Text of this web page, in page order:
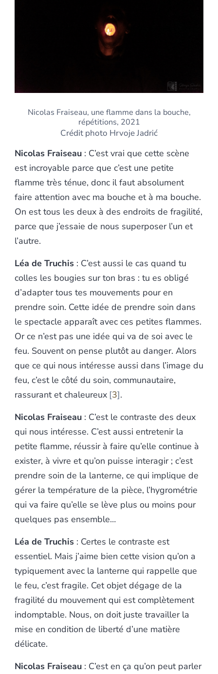
Nicolas Fraiseau, une flamme dans la bouche,
répétitions, 2021
Crédit photo Hrvoje Jadrić
Nicolas Fraiseau : C’est vrai que cette scène
est incroyable parce que c’est une petite
flamme très ténue, donc il faut absolument
faire attention avec ma bouche et à ma bouche.
On est tous les deux à des endroits de fragilité,
parce que j’essaie de nous superposer l’un et
l’autre.
Léa de Truchis : C’est aussi le cas quand tu
colles les bougies sur ton bras : tu es obligé
d’adapter tous tes mouvements pour en
prendre soin. Cette idée de prendre soin dans
le spectacle apparaît avec ces petites flammes.
Or ce n’est pas une idée qui va de soi avec le
feu. Souvent on pense plutôt au danger. Alors
que ce qui nous intéresse aussi dans l’image du
feu, c’est le côté du soin, communautaire,
rassurant et chaleureux 3 .
Nicolas Fraiseau : C’est le contraste des deux
qui nous intéresse. C’est aussi entretenir la
petite flamme, réussir à faire qu’elle continue à
exister, à vivre et qu’on puisse interagir ; c’est
prendre soin de la lanterne, ce qui implique de
gérer la température de la pièce, l’hygrométrie
qui va faire qu’elle se lève plus ou moins pour
quelques pas ensemble…
Léa de Truchis : Certes le contraste est
essentiel. Mais j’aime bien cette vision qu’on a
typiquement avec la lanterne qui rappelle que
le feu, c’est fragile. Cet objet dégage de la
fragilité du mouvement qui est complètement
indomptable. Nous, on doit juste travailler la
mise en condition de liberté d’une matière
délicate.
Nicolas Fraiseau : C’est en ça qu’on peut parler